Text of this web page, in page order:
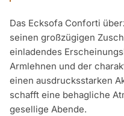
Das Ecksofa Conforti
seinen großzügigen
einladendes
Armlehnen und der
einen ausdrucksstarken
schafft eine behagliche
gesellige Abende.